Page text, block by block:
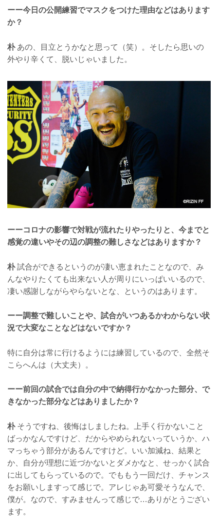
ーー今日の公開練習でマスクをつけた理由などはあります
か？
朴あの、目立とうかなと思って（笑）。そしたら思いの
外やり辛くて、脱いじゃいました。
ーーコロナの影響で対戦が流れたりやったりと、今までと
感覚の違いやその辺の調整の難しさなどはありますか？
朴試合ができるというのが凄い恵まれたことなので、み
んなやりたくても出来ない人が周りにいっぱいいるので、
凄い感謝しながらやらないとな、というのはあります。
ーー調整で難しいことや、試合がいつあるかわからない状
況で大変なことなどはないですか？
特に自分は常に行けるようには練習しているので、全然そ
こらへんは（大丈夫）。
ーー前回の試合では自分の中で納得行かなかった部分、で
きなかった部分などはありましたか？
朴そうですね、後悔はしましたね。上手く行かないこと
ばっかなんですけど、だからやめられないっていうか、ハ
マっちゃう部分があるんですけど。いい加減ね、結果と
か、自分が理想に近づかないとダメかなと、せっかく試合
に出してもらっているので。でももう一回だけ、チャンス
をお願いしますって感じで。アレじゃあ可愛そうなんで、
僕が。なので、すみませんって感じで…ありがとうござい
ます。